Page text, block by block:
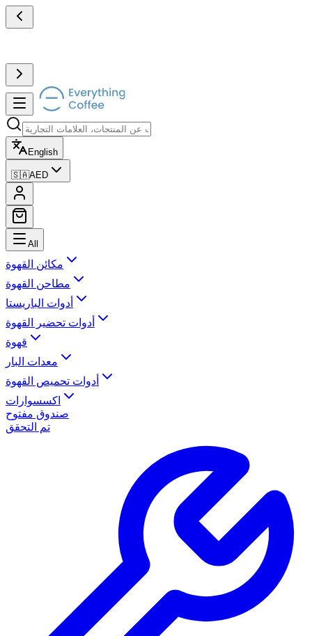
English
🇸🇦AED
All
مكائن القهوة
مطاحن القهوة
أدوات الباريستا
أدوات تحضير القهوة
قهوة
معدات البار
أدوات تحميص القهوة
اكسسوارات
صندوق مفتوح
تم التحقق